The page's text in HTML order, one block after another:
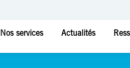
Nos services Actualités